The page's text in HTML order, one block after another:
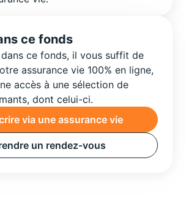
ce fonds
ce fonds, il vous suffit de
assurance vie 100% en ligne,
accès à une sélection de
dont celui-ci.
via une assurance vie
un rendez-vous